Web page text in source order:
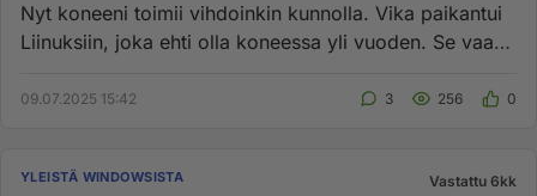
Nyt koneeni toimii vihdoinkin kunnolla. Vika paikantui
Liinuksiin, joka ehti olla koneessa yli vuoden. Se vaan
09.07.2025 15:42 3 256 0
YLEISTÄ WINDOWSISTA Vastattu 6kk